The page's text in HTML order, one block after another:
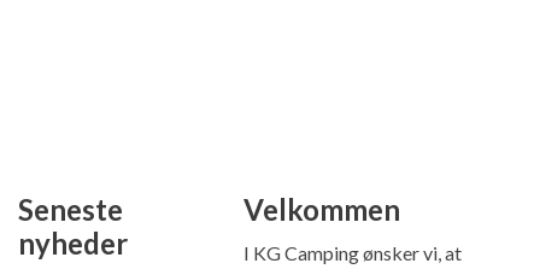
Seneste
nyheder
Velkommen
I KG Camping ønsker vi, at